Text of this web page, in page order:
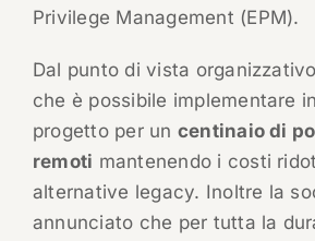
Privilege Management (EPM).
Dal punto di vista
che è possibile implementare
progetto per un centinaio di
remoti mantenendo i costi
alternative legacy. Inoltre la
annunciato che per tutta la